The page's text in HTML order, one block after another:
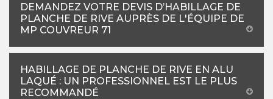
DEMANDEZ VOTRE DEVIS D’HABILLAGE DE
PLANCHE DE RIVE AUPRÈS DE L'ÉQUIPE DE
MP COUVREUR 71
HABILLAGE DE PLANCHE DE RIVE EN ALU
LAQUÉ : UN PROFESSIONNEL EST LE PLUS
RECOMMANDÉ